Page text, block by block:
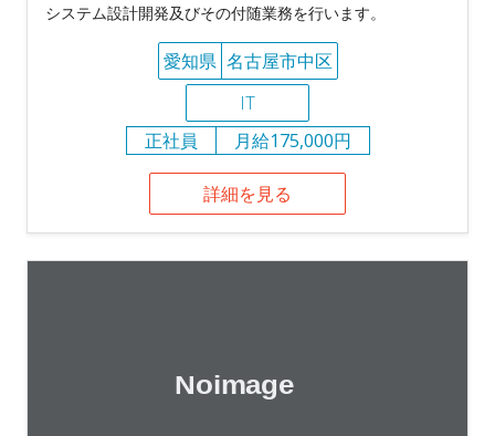
システム設計開発及びその付随業務を行います。
愛知県 名古屋市中区
IT
正社員
月給175,000円
詳細を見る